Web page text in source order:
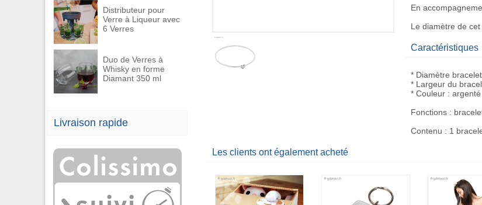
Distributeur pour
Verre à Liqueur avec
6 Verres
Duo de Verres à
Whisky en forme
Diamant 350 ml
Livraison rapide
En
Le diamètre de
Caractéristiques
* Diamètre
* Largeur du
* Couleur : argenté
Fonctions :
Contenu : 1
Les clients ont également acheté